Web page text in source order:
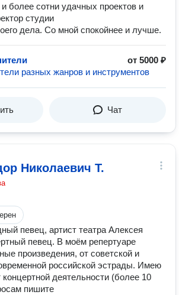
и более сотни удачных проектов и
студии
дела. Со мной спокойнее и лучше.
от 5000 ₽
разных жанров и инструментов
Чат
Николаевич Т.
певец, артист театра Алексея
певец. В моём репертуаре
произведения, от советской и
российской эстрады. Имею
деятельности (более 10
пишите